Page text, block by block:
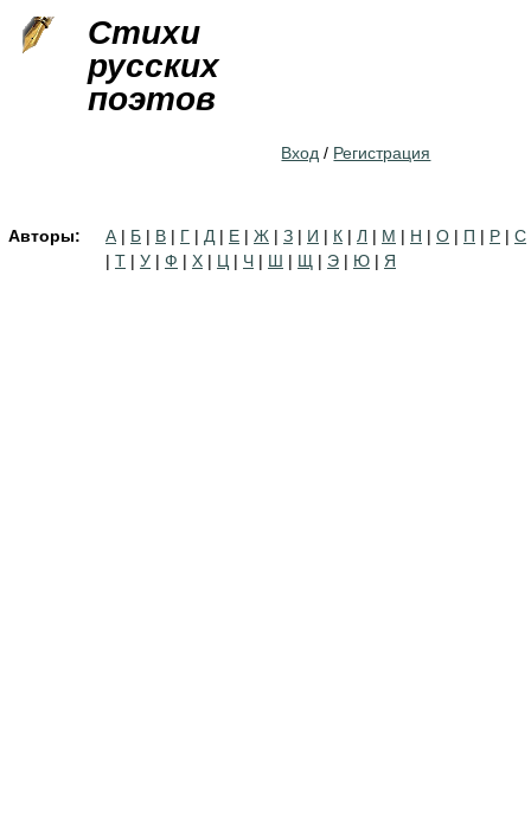
Стихи
русских
поэтов
Вход / Регистрация
Авторы: А | Б | В | Г | Д | Е | Ж | З | И | К | Л | М | Н | О | П | Р | С
| Т | У | Ф | Х | Ц | Ч | Ш | Щ | Э | Ю | Я